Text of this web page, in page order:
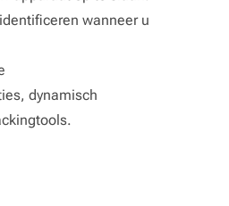
wanneer u
dynamisch